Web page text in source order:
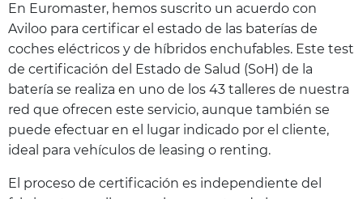
En Euromaster, hemos suscrito un acuerdo con
Aviloo para certificar el estado de las baterías de
coches eléctricos y de híbridos enchufables. Este test
de certificación del Estado de Salud (SoH) de la
batería se realiza en uno de los 43 talleres de nuestra
red que ofrecen este servicio, aunque también se
puede efectuar en el lugar indicado por el cliente,
ideal para vehículos de leasing o renting.
El proceso de certificación es independiente del